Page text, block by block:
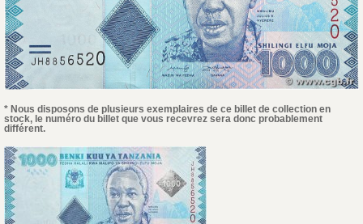
* Nous disposons de plusieurs exemplaires de ce billet de collection en
stock, le numéro du billet que vous recevrez sera donc probablement
différent.